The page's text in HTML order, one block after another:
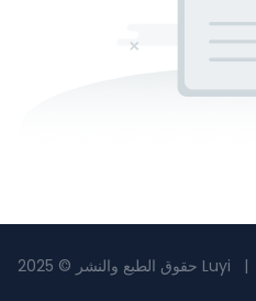
حقوق الطبع والنشر © 2025 Luyi |